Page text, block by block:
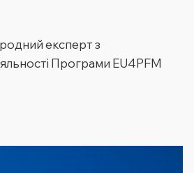
експерт з
Програми EU4PFM